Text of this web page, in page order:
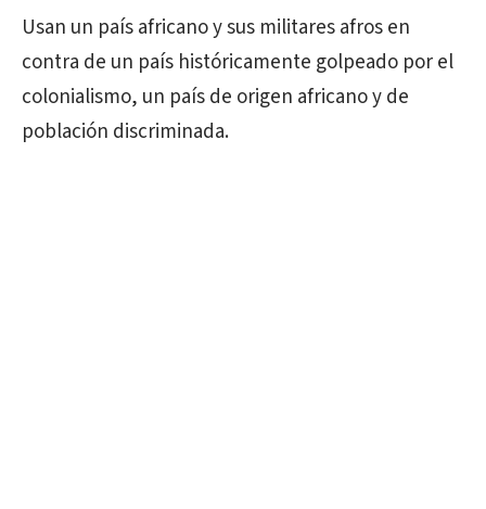
Usan un país africano y sus militares afros en
contra de un país históricamente golpeado por el
colonialismo, un país de origen africano y de
población discriminada.